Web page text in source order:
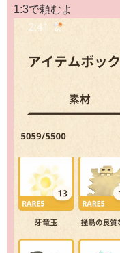
1:3で頼むよ